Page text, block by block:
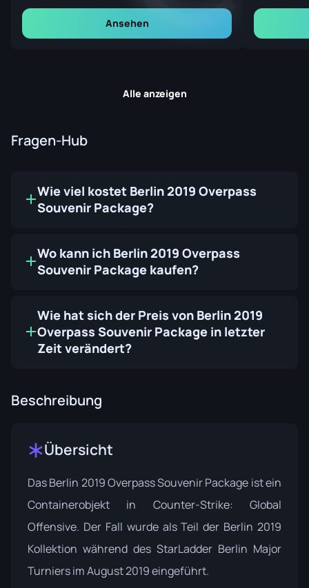
Ansehen
Alle anzeigen
Fragen-Hub
Wie viel kostet Berlin 2019 Overpass
Souvenir Package?
Wo kann ich Berlin 2019 Overpass
Souvenir Package kaufen?
Wie hat sich der Preis von Berlin 2019
Overpass Souvenir Package in letzter
Zeit verändert?
Beschreibung
Übersicht
Das Berlin 2019 Overpass Souvenir Package ist ein
Containerobjekt in Counter-Strike: Global
Offensive. Der Fall wurde als Teil der Berlin 2019
Kollektion während des StarLadder Berlin Major
Turniers im August 2019 eingeführt.